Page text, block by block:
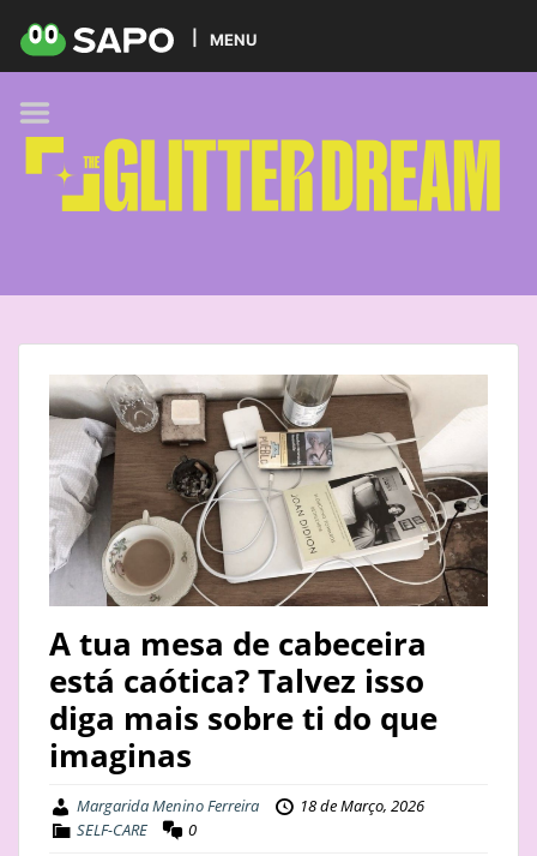
MENU
A tua mesa de cabeceira
está caótica? Talvez isso
diga mais sobre ti do que
imaginas
Margarida Menino Ferreira
18 de Março, 2026
SELF-CARE
0
HOME
PODCAST
GLITTER BRANDS
KIDS
TREND
BEAUTY
PETS
MUSIC
STAY
BUSINESS
ABOUT